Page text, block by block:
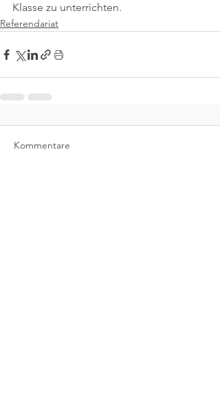
Klasse zu unterrichten.
Referendariat
Kommentare